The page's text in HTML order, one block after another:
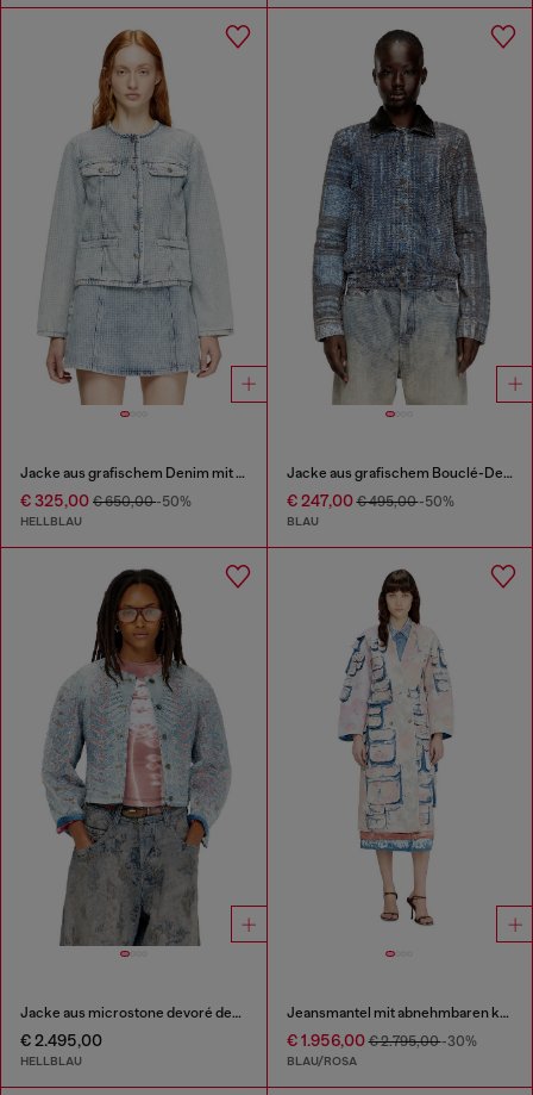
Jacke aus grafischem Denim mit Kristallen
€ 325,00 € 650,00-50%
HELLBLAU
Jacke aus grafischem Bouclé-Denim
€ 247,00€ 495,00-50%
BLAU
Jacke aus microstone devoré denim
€ 2.495,00
HELLBLAU
Jeansmantel mit abnehmbaren karierten Jersey-Einsätzen
€ 1.956,00€ 2.795,00-30%
BLAU/ROSA